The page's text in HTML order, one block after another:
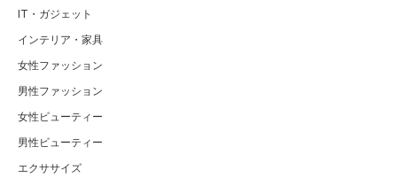
IT・ガジェット
インテリア・家具
女性ファッション
男性ファッション
女性ビューティー
男性ビューティー
エクササイズ